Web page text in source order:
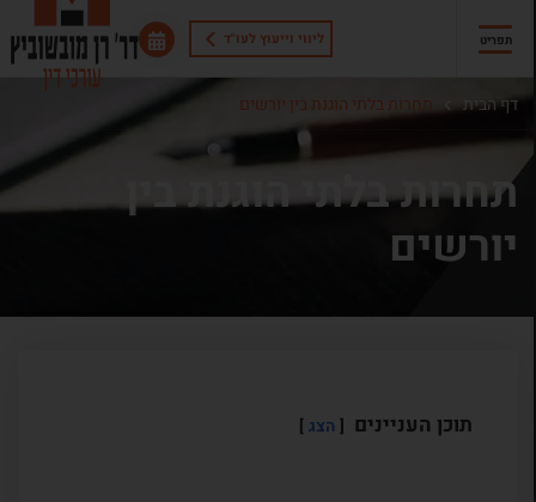
ליווי וייעוץ לעו"ד תפריט
דף הבית תחרות בלתי הוגנת בין יורשים
תחרות בלתי הוגנת בין
יורשים
תוכן העניינים הצג